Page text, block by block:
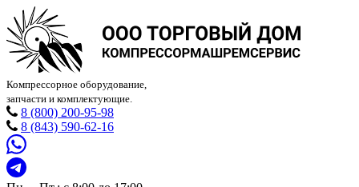
Компрессорное оборудование,
запчасти и комплектующие.
8 (800) 200-95-98
8 (843) 590-62-16